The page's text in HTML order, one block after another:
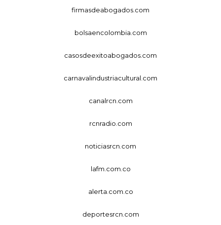
firmasdeabogados.com
bolsaencolombia.com
casosdeexitoabogados.com
carnavalindustriacultural.com
canalrcn.com
rcnradio.com
noticiasrcn.com
lafm.com.co
alerta.com.co
deportesrcn.com